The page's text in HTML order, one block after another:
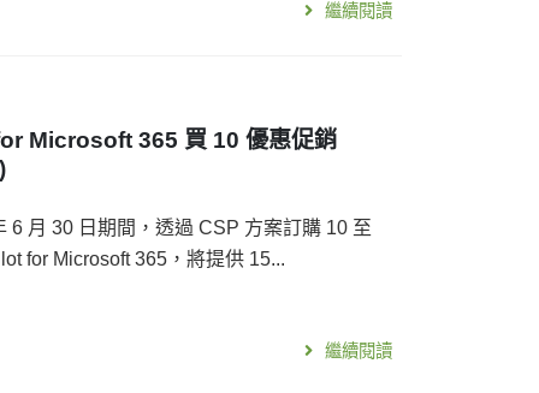
繼續閱讀
Microsoft 365 買 10 優惠促銷
6 月 30 日期間，透過 CSP 方案訂購 10 至
for Microsoft 365，將提供 15...
繼續閱讀